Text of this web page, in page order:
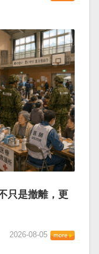
只是撤離，更
2026-08-05